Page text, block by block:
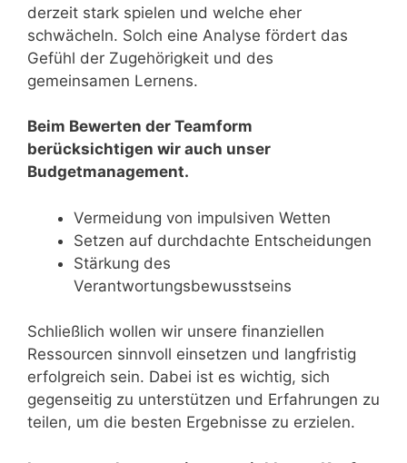
derzeit stark spielen und welche eher
schwächeln. Solch eine Analyse fördert das
Gefühl der Zugehörigkeit und des
gemeinsamen Lernens.
Beim Bewerten der Teamform
berücksichtigen wir auch unser
Budgetmanagement.
Vermeidung von impulsiven Wetten
Setzen auf durchdachte Entscheidungen
Stärkung des
Verantwortungsbewusstseins
Schließlich wollen wir unsere finanziellen
Ressourcen sinnvoll einsetzen und langfristig
erfolgreich sein. Dabei ist es wichtig, sich
gegenseitig zu unterstützen und Erfahrungen zu
teilen, um die besten Ergebnisse zu erzielen.